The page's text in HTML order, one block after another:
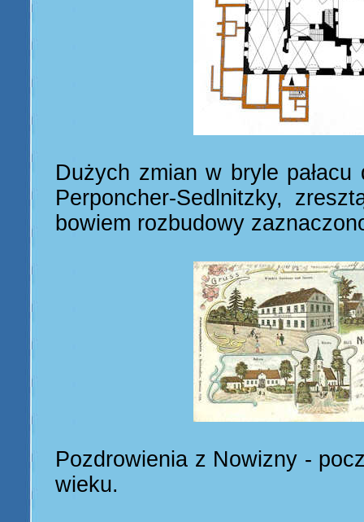
Dużych zmian w bryle pałacu
Perponcher-Sedlnitzky,
bowiem rozbudowy
Pozdrowienia z Nowizny -
wieku.